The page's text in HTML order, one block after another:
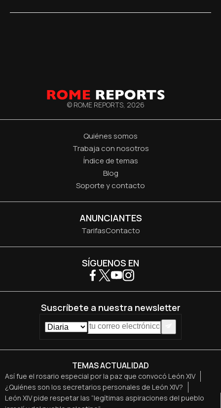
© ROME REPORTS, 2026
Quiénes somos
Trabaja con nosotros
Índice de temas
Blog
Soporte y contacto
ANUNCIANTES
TarifasContacto
TEMAS ACTUALIDAD
Así fue el rosario especial por la paz que convocó León XIV
¿Quiénes son los secretarios personales de León XIV?
León XIV pide respetar las “legítimas aspiraciones del pueblo
SÍGUENOS EN
Suscríbete a nuestra newsletter